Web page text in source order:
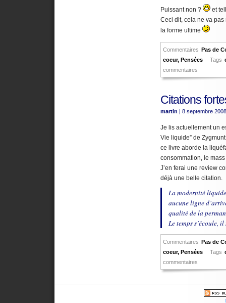
Puissant non ?
et
Ceci dit, cela ne va
la forme ultime
Commentaires Pas de
coeur, Pensées Tags
commentaires
Citations
martin | 8 septembre 2008
Je lis actuellement un
Vie liquide” de
ce livre aborde la
consommation, le
J’en ferai une review
déjà une belle citation.
La modernité
aucune ligne
qualité de la
Le temps s’écoule,
Commentaires
Pas de
coeur, Pensées Tags
commentaires